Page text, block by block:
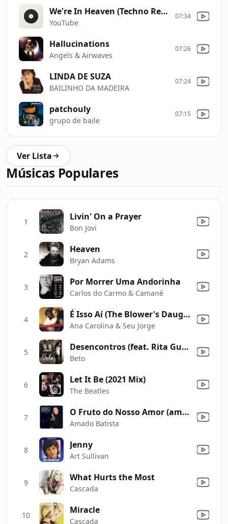
We're In Heaven (Techno Remix) DJ Sammy
YouTube
07:34
Hallucinations
Angels & Airwaves
07:26
LINDA DE SUZA
BAILINHO DA MADEIRA
07:24
patchouly
grupo de baile
07:15
Ver Lista
Músicas Populares
1 Livin' On a Prayer
Bon Jovi
2 Heaven
Bryan Adams
3 Por Morrer Uma Andorinha
Carlos do Carmo & Camané
4 É Isso Aí (The Blower's Daughter) [Ao Vivo]
Ana Carolina & Seu Jorge
5 Desencontros (feat. Rita Guerra)
Beto
6 Let It Be (2021 Mix)
The Beatles
7 O Fruto do Nosso Amor (amor Perfeito)
Amado Batista
8 Jenny
Art Sullivan
9 What Hurts the Most
Cascada
10 Miracle
Cascada